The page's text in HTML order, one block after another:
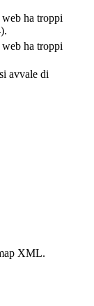
ha troppi
ha troppi
avvale di
XML.